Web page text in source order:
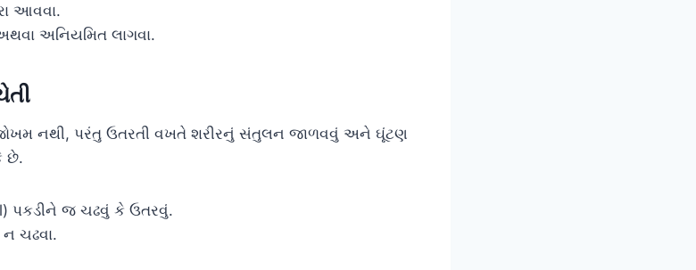
આવવા.
અનિયમિત લાગવા.
જોખમ નથી, પરંતુ ઉતરતી વખતે શરીરનું સંતુલન જાળવવું અને ઘૂંટણ
છે.
પકડીને જ ચઢવું કે ઉતરવું.
ચઢવા.